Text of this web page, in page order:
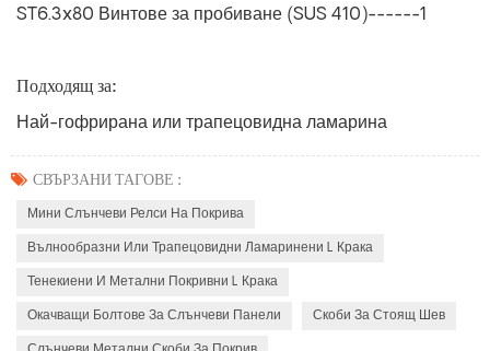
ST6.3x80 Винтове за пробиване (SUS 410)------1
Подходящ за:
Най-гофрирана или трапецовидна ламарина
СВЪРЗАНИ ТАГОВЕ :
Мини Слънчеви Релси На Покрива
Вълнообразни Или Трапецовидни Ламаринени L Крака
Тенекиени И Метални Покривни L Крака
Окачващи Болтове За Слънчеви Панели Скоби За Стоящ Шев